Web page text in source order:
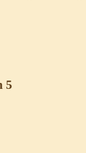
5